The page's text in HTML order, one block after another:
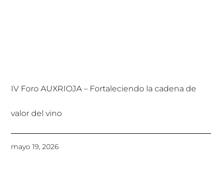
IV Foro AUXRIOJA – Fortaleciendo la cadena de
valor del vino
mayo 19, 2026